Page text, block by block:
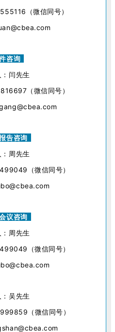
（微信同号）
咨询
闫先生
（微信同号）
告咨询
周先生
（微信同号）
议咨询
周先生
（微信同号）
吴先生
（微信同号）